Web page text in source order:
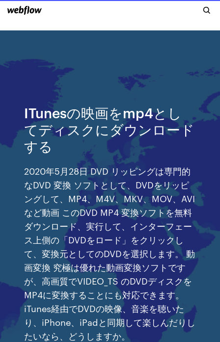
ITunesの映画をmp4とし
てディスクにダウンロード
する
2020年5月28日 DVD リッピングは専門的
なDVD 変換 ソフトとして、DVDをリッピ
ングして、MP4、M4V、MKV、MOV、AVI
など動画 このDVD MP4 変換ソフトを無料
ダウンロード、実行して、インターフェー
ス上側の「DVDをロード」をクリックし
て、変換元としてのDVDを選択します。 動
画変換 究極は優れた動画変換ソフトです
が、高画質でVIDEO_TS のDVDディスクを
MP4に変換することにも対応できます。
iTunes経由でDVDの映像、音楽を聴いた
り、iPhone、iPadと同期して楽しんだりし
たいなら、どうしますか。